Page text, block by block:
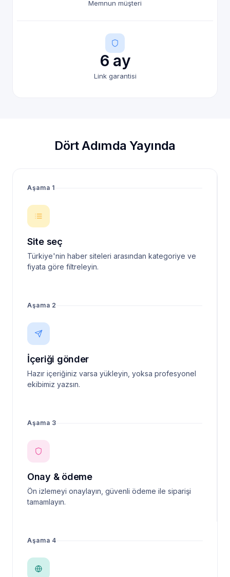
Memnun müşteri
6 ay
Link garantisi
Dört Adımda Yayında
Aşama 1
Site seç
Türkiye'nin haber siteleri arasından kategoriye ve
fiyata göre filtreleyin.
Aşama 2
İçeriği gönder
Hazır içeriğiniz varsa yükleyin, yoksa profesyonel
ekibimiz yazsın.
Aşama 3
Onay & ödeme
Ön izlemeyi onaylayın, güvenli ödeme ile siparişi
tamamlayın.
Aşama 4